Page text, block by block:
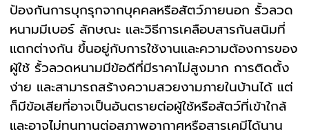
ป้องกันการบุกรุกจากบุคคลหรือสัตว์ภายนอก รั้วลวด
หนามมีเบอร์ ลักษณะ และวิธีการเคลือบสารกันสนิมที่
แตกต่างกัน ขึ้นอยู่กับการใช้งานและความต้องการของ
ผู้ใช้ รั้วลวดหนามมีข้อดีที่มีราคาไม่สูงมาก การติดตั้ง
ง่าย และสามารถสร้างความสวยงามภายในบ้านได้ แต่
ก็มีข้อเสียที่อาจเป็นอันตรายต่อผู้ใช้หรือสัตว์ที่เข้าใกล้
และอาจไม่ทนทานต่อสภาพอากาศหรือสารเคมีได้นาน